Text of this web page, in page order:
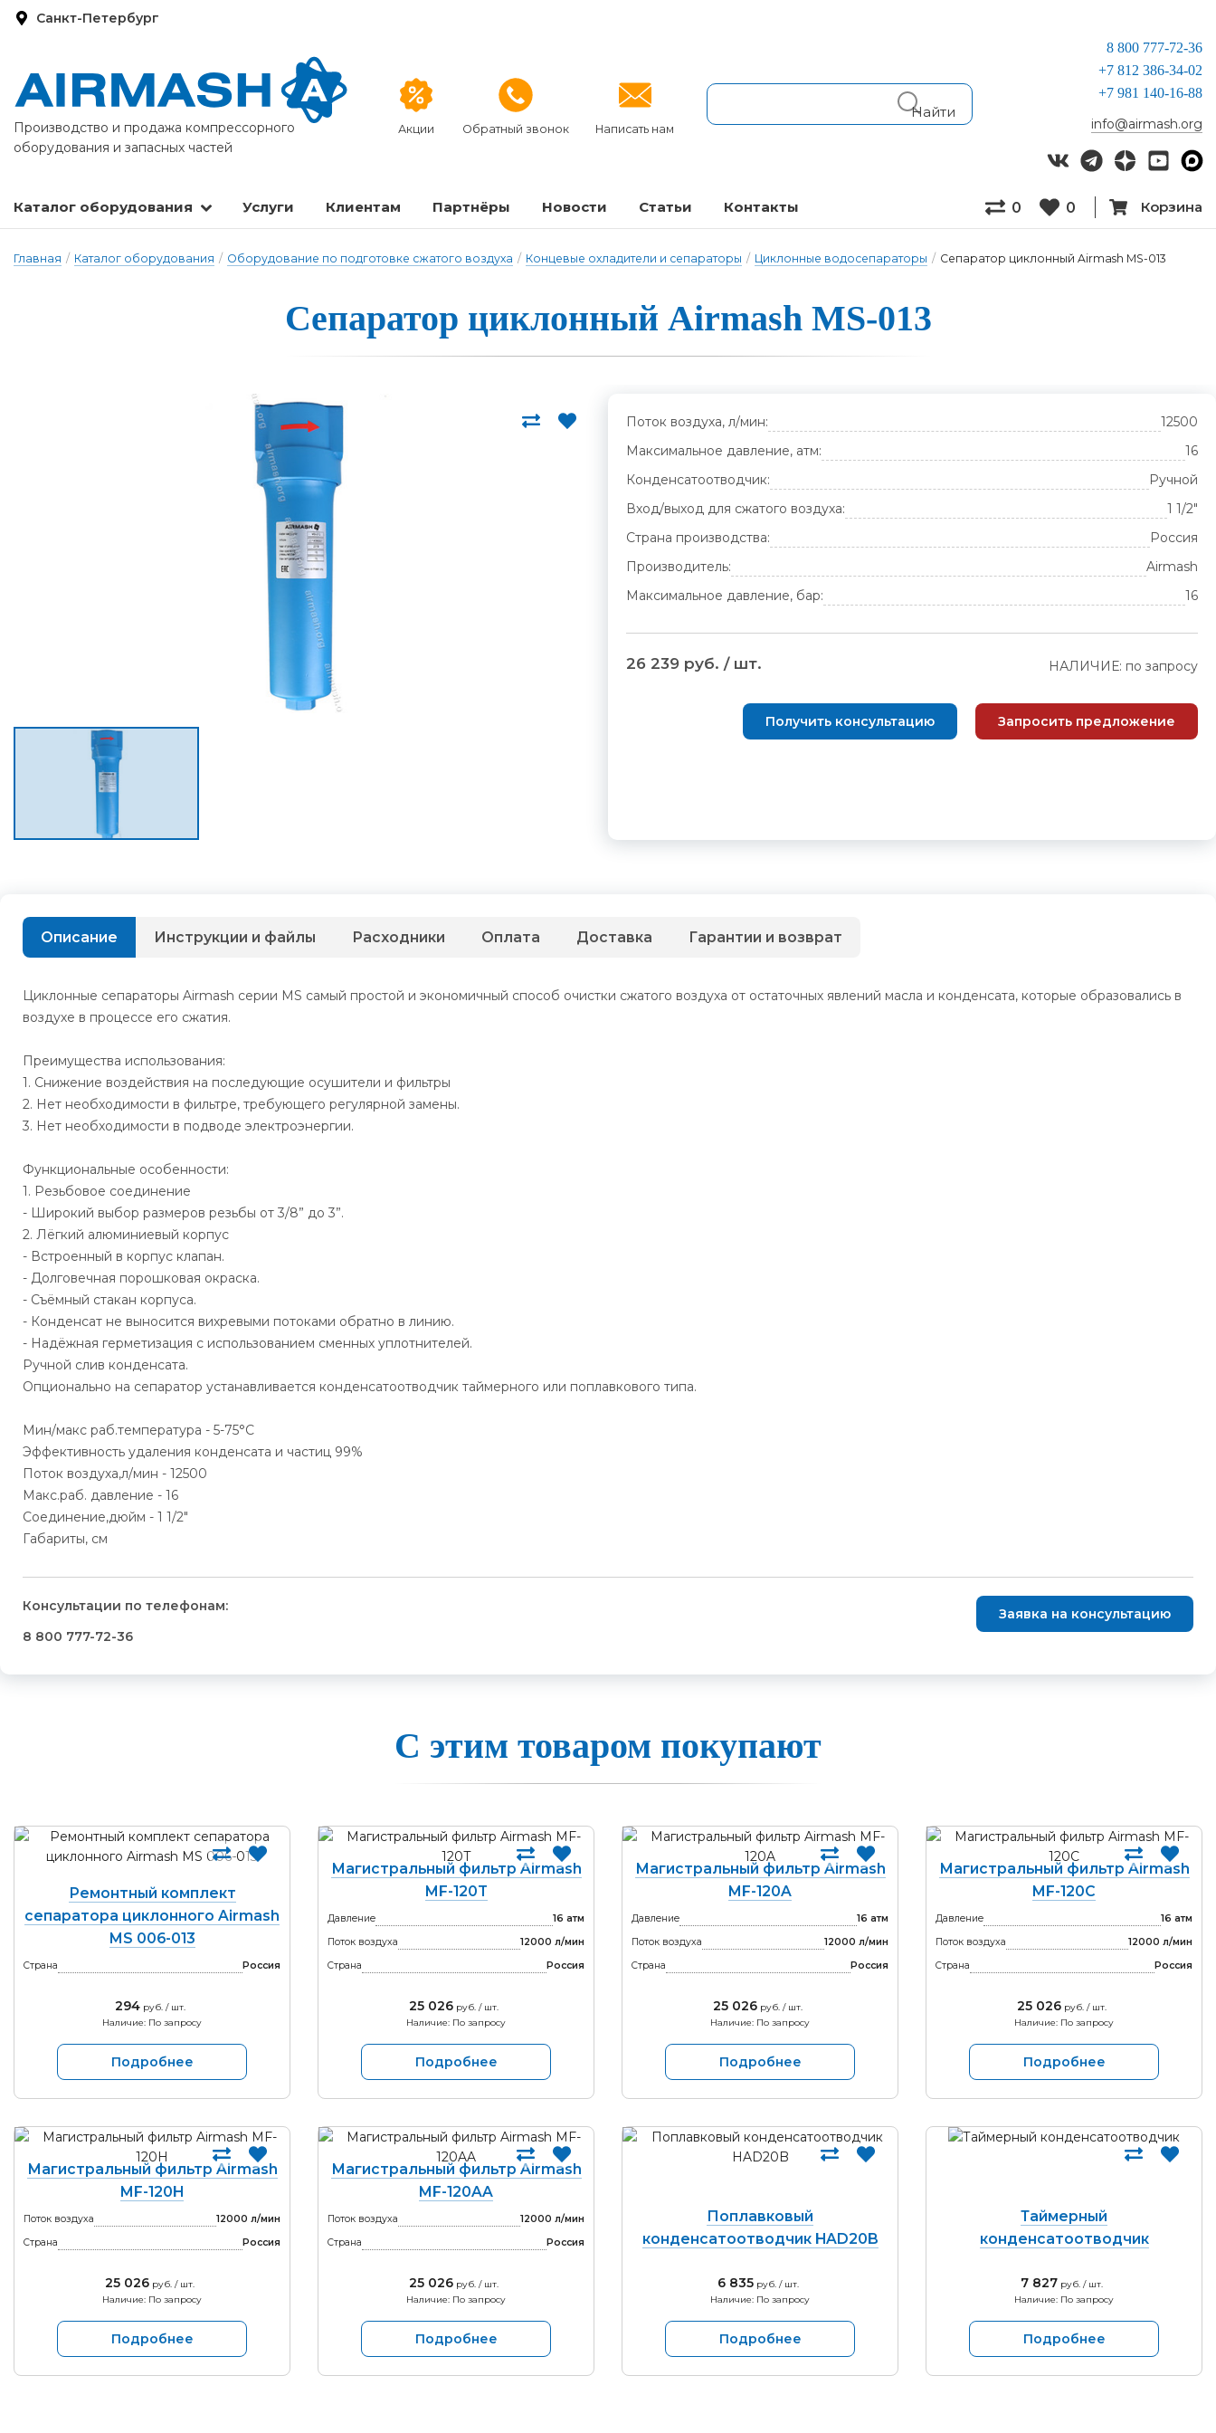
Санкт-Петербург
Производство и продажа компрессорного
оборудования и запасных частей
Акции Обратный звонок Написать нам
8 800 777-72-36
+7 812 386-34-02
+7 981 140-16-88
info@airmash.org
Каталог оборудования Услуги Клиентам Партнёры Новости Статьи Кон­так­ты 0 0 Корзина
Главная / Каталог оборудования / Оборудование по подготовке сжатого воздуха / Концевые охладители и сепараторы / Циклонные водосепараторы / Сепаратор циклонный Airmash MS-013
Сепара­тор цик­лонный Airmash MS-013
Поток воздуха, л/мин:
12500
Максимальное давление, атм:
16
Конденсатоотводчик:
Ручной
Вход/выход для сжатого воздуха:
1 1/2"
Страна производства:
Россия
Производитель:
Airmash
Максимальное давление, бар:
16
26 239 руб. / шт. НАЛИЧИЕ: по запросу
Получить консультацию Запросить предложение
Описание
Циклонные сепараторы Airmash серии MS самый простой и экономичный способ очистки сжатого воздуха от остаточных явлений масла и конденсата, которые образовались в
воздухе в процессе его сжатия.
Преимущества использования:
1. Снижение воздействия на последующие осушители и фильтры
2. Нет необходимости в фильтре, требующего регулярной замены.
3. Нет необходимости в подводе электроэнергии.
Функциональные особенности:
1. Резьбовое соединение
- Широкий выбор размеров резьбы от 3/8” до 3”.
2. Лёгкий алюминиевый корпус
- Встроенный в корпус клапан.
- Долговечная порошковая окраска.
- Съёмный стакан корпуса.
- Конденсат не выносится вихревыми потоками обратно в линию.
- Надёжная герметизация с использованием сменных уплотнителей.
Ручной слив конденсата.
Опционально на сепаратор устанавливается конденсатоотводчик таймерного или поплавкового типа.
Мин/макс раб.температура - 5-75°С
Эффективность удаления конденсата и частиц 99%
Поток воздуха,л/мин - 12500
Макс.раб. давление - 16
Соединение,дюйм - 1 1/2"
Габариты, см
Инструкции и файлы Расходники Оплата Доставка Гарантии и возврат
Консультации по телефонам:
8 800 777-72-36
Заявка на консультацию
С этим товаром покупают
Ремонтный комплект
сепаратора циклонного Airmash
MS 006-013
Страна Россия
294руб. / шт.
Наличие: По запросу
Подробнее
Магистральный фильтр Airmash
MF-120T
Давление
16 атм
Поток воздуха
12000 л/мин
Страна
Россия
25 026 руб. / шт.
Наличие: По запросу
Подробнее
Магистральный фильтр Airmash
MF-120A
Давление
16 атм
Поток воздуха
12000 л/мин
Страна
Россия
25 026 руб. / шт.
Наличие: По запросу
Подробнее
Магистральный фильтр Airmash
MF-120C
Давление
16 атм
Поток воздуха
12000 л/мин
Страна
Россия
25 026 руб. / шт.
Наличие: По запросу
Подробнее
Магистральный фильтр Airmash
MF-120H
Поток воздуха
12000 л/мин
Страна
Россия
25 026 руб. / шт.
Наличие: По запросу
Подробнее
Магистральный фильтр Airmash
MF-120AA
Поток воздуха
12000 л/мин
Страна
Россия
25 026 руб. / шт.
Наличие: По запросу
Подробнее
Поплавковый
конденсатоотводчик HAD20B
6 835руб. / шт.
Наличие: По запросу
Подробнее
Таймерный
конденсатоотводчик
7 827 руб. / шт.
Наличие: По запросу
Подробнее